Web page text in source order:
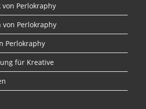
von Perlokraphy
Perlokraphy
Perlokraphy
für Kreative